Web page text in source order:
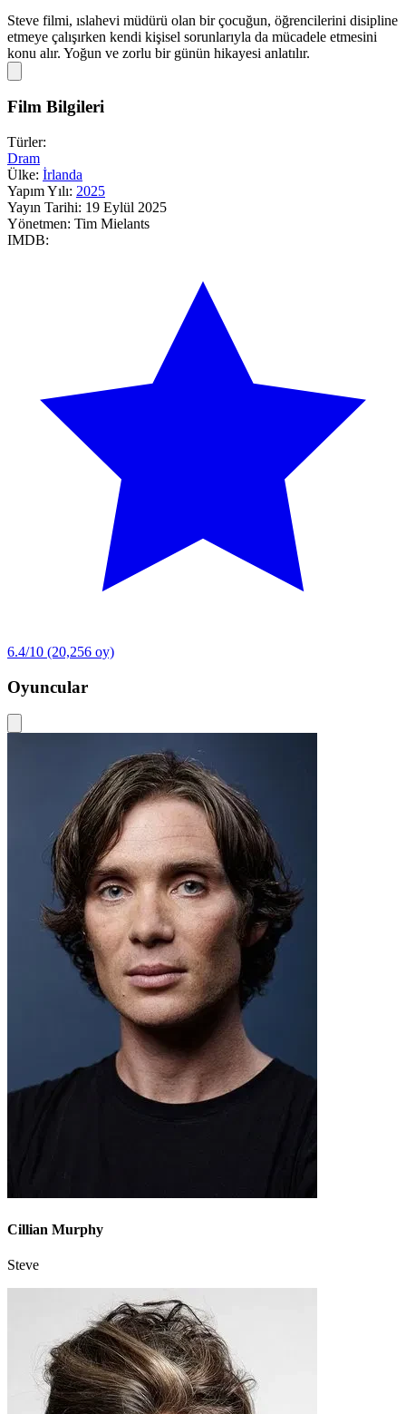
Steve filmi, ıslahevi müdürü olan bir çocuğun, öğrencilerini disipline
etmeye çalışırken kendi kişisel sorunlarıyla da mücadele etmesini
konu alır. Yoğun ve zorlu bir günün hikayesi anlatılır.
Film Bilgileri
Türler:
Dram
Ülke: İrlanda
Yapım Yılı: 2025
Yayın Tarihi: 19 Eylül 2025
Yönetmen: Tim Mielants
IMDB:
6.4/10 (20,256 oy)
Oyuncular
Cillian Murphy
Steve